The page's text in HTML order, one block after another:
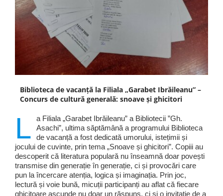
Biblioteca de vacanță la Filiala „Garabet Ibrăileanu” –
Concurs de cultură generală: snoave și ghicitori
L
a Filiala „Garabet Ibrăileanu” a Bibliotecii ”Gh.
Asachi”, ultima săptămână a programului Biblioteca
de vacanță a fost dedicată umorului, istețimii și
jocului de cuvinte, prin tema „Snoave și ghicitori”. Copiii au
descoperit că literatura populară nu înseamnă doar povești
transmise din generație în generație, ci și provocări care
pun la încercare atenția, logica și imaginația. Prin joc,
lectură și voie bună, micuții participanți au aflat că fiecare
ghicitoare ascunde nu doar un răspuns, ci și o invitație de a